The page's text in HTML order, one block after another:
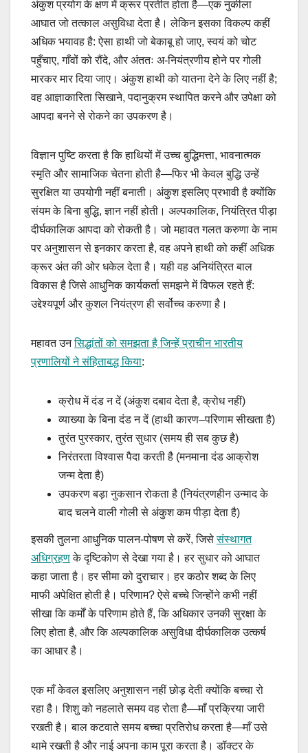
अंकुश प्रयोग के क्षण में क्रूर प्रतीत होता है—एक नुकीला
आघात जो तत्काल असुविधा देता है। लेकिन इसका विकल्प कहीं
अधिक भयावह है: ऐसा हाथी जो बेकाबू हो जाए, स्वयं को चोट
पहुँचाए, गाँवों को रौंदे, और अंततः अ-नियंत्रणीय होने पर गोली
मारकर मार दिया जाए। अंकुश हाथी को यातना देने के लिए नहीं है;
वह आज्ञाकारिता सिखाने, पदानुक्रम स्थापित करने और उपेक्षा को
आपदा बनने से रोकने का उपकरण है।
विज्ञान पुष्टि करता है कि हाथियों में उच्च बुद्धिमत्ता, भावनात्मक
स्मृति और सामाजिक चेतना होती है—फिर भी केवल बुद्धि उन्हें
सुरक्षित या उपयोगी नहीं बनाती। अंकुश इसलिए प्रभावी है क्योंकि
संयम के बिना बुद्धि, ज्ञान नहीं होती। अल्पकालिक, नियंत्रित पीड़ा
दीर्घकालिक आपदा को रोकती है। जो महावत गलत करुणा के नाम
पर अनुशासन से इनकार करता है, वह अपने हाथी को कहीं अधिक
क्रूर अंत की ओर धकेल देता है। यही वह अनियंत्रित बाल
विकास है जिसे आधुनिक कार्यकर्ता समझने में विफल रहते हैं:
उद्देश्यपूर्ण और कुशल नियंत्रण ही सर्वोच्च करुणा है।
महावत उनसिद्धांतों को समझता है जिन्हें प्राचीन भारतीय
प्रणालियों ने संहिताबद्ध किया:
क्रोध में दंड न दें (अंकुश दबाव देता है, क्रोध नहीं)
व्याख्या के बिना दंड न दें (हाथी कारण–परिणाम सीखता है)
तुरंत पुरस्कार, तुरंत सुधार (समय ही सब कुछ है)
निरंतरता विश्वास पैदा करती है (मनमाना दंड आक्रोश
जन्म देता है)
उपकरण बड़ा नुकसान रोकता है (नियंत्रणहीन उन्माद के
बाद चलने वाली गोली से अंकुश कम पीड़ा देता है)
इसकी तुलना आधुनिक पालन-पोषण से करें, जिसेसंस्थागत
अधिग्रहणके दृष्टिकोण से देखा गया है। हर सुधार को आघात
कहा जाता है। हर सीमा को दुराचार। हर कठोर शब्द के लिए
माफी अपेक्षित होती है। परिणाम? ऐसे बच्चे जिन्होंने कभी नहीं
सीखा कि कर्मों के परिणाम होते हैं, कि अधिकार उनकी सुरक्षा के
लिए होता है, और कि अल्पकालिक असुविधा दीर्घकालिक उत्कर्ष
का आधार है।
एक माँ केवल इसलिए अनुशासन नहीं छोड़ देती क्योंकि बच्चा रो
रहा है। शिशु को नहलाते समय वह रोता है—माँ प्रक्रिया जारी
रखती है। बाल कटवाते समय बच्चा प्रतिरोध करता है—माँ उसे
थामे रखती है और नाई अपना काम पूरा करता है। डॉक्टर के